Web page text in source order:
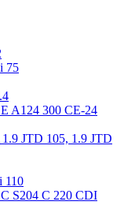
75
A124 300 CE-24
JTD 105, 1.9 JTD
110
S204 C 220 CDI